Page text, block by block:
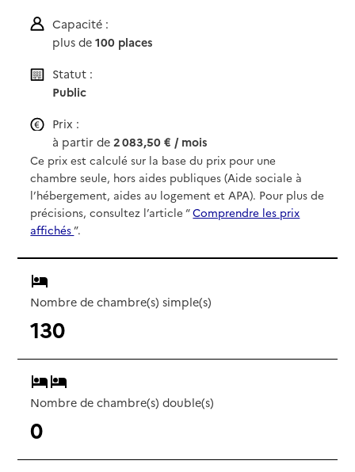
Capacité :
plus de100 places
Statut :
Public
Prix :
à partir de2 083,50 € / mois
Ce prix est calculé sur la base du prix pour une
chambre seule, hors aides publiques (Aide sociale à
l’hébergement, aides au logement et APA). Pour plus de
précisions, consultez l’article “Comprendre les prix
affichés”.
Nombre de chambre(s) simple(s)
130
Nombre de chambre(s) double(s)
0